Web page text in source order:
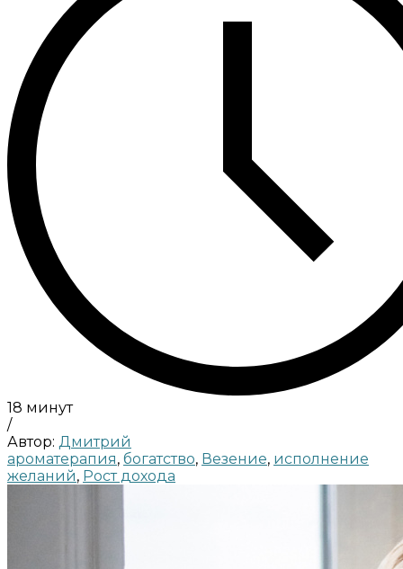
18 минут
/
Автор: Дмитрий
ароматерапия, богатство, Везение, исполнение
желаний, Рост дохода